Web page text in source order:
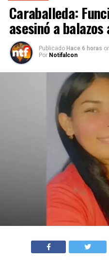
Caraballeda:
asesinó a
Publicado Hace 6 horas
Por Notifalcon